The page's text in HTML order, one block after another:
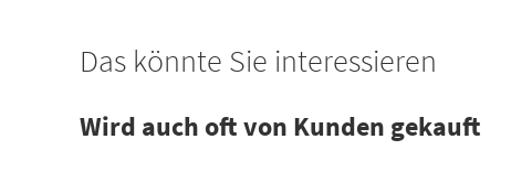
Das könnte Sie interessieren
Wird auch oft von Kunden gekauft